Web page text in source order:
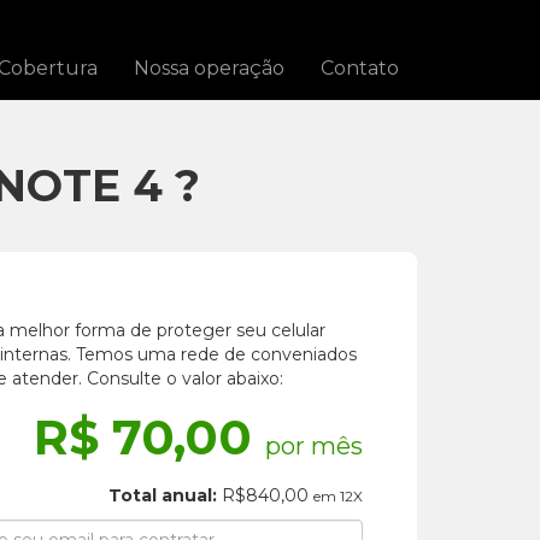
Cobertura Nossa operação Contato
4 ?
melhor forma de proteger seu celular
Temos uma rede de conveniados
atender. Consulte o valor abaixo:
R$ 70,00 por mês
Total anual: R$840,00 em 12X